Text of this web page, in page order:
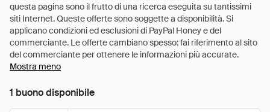
Mostra meno
1 buono disponibile